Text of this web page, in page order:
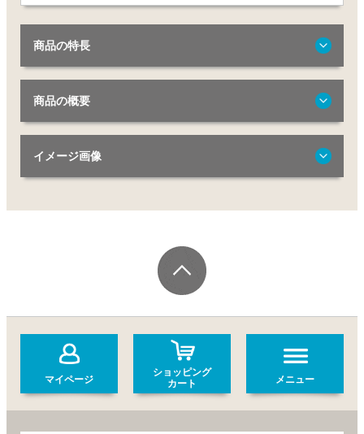
商品の特長
商品の概要
イメージ画像
マイページ
ショッピング
カート
メニュー